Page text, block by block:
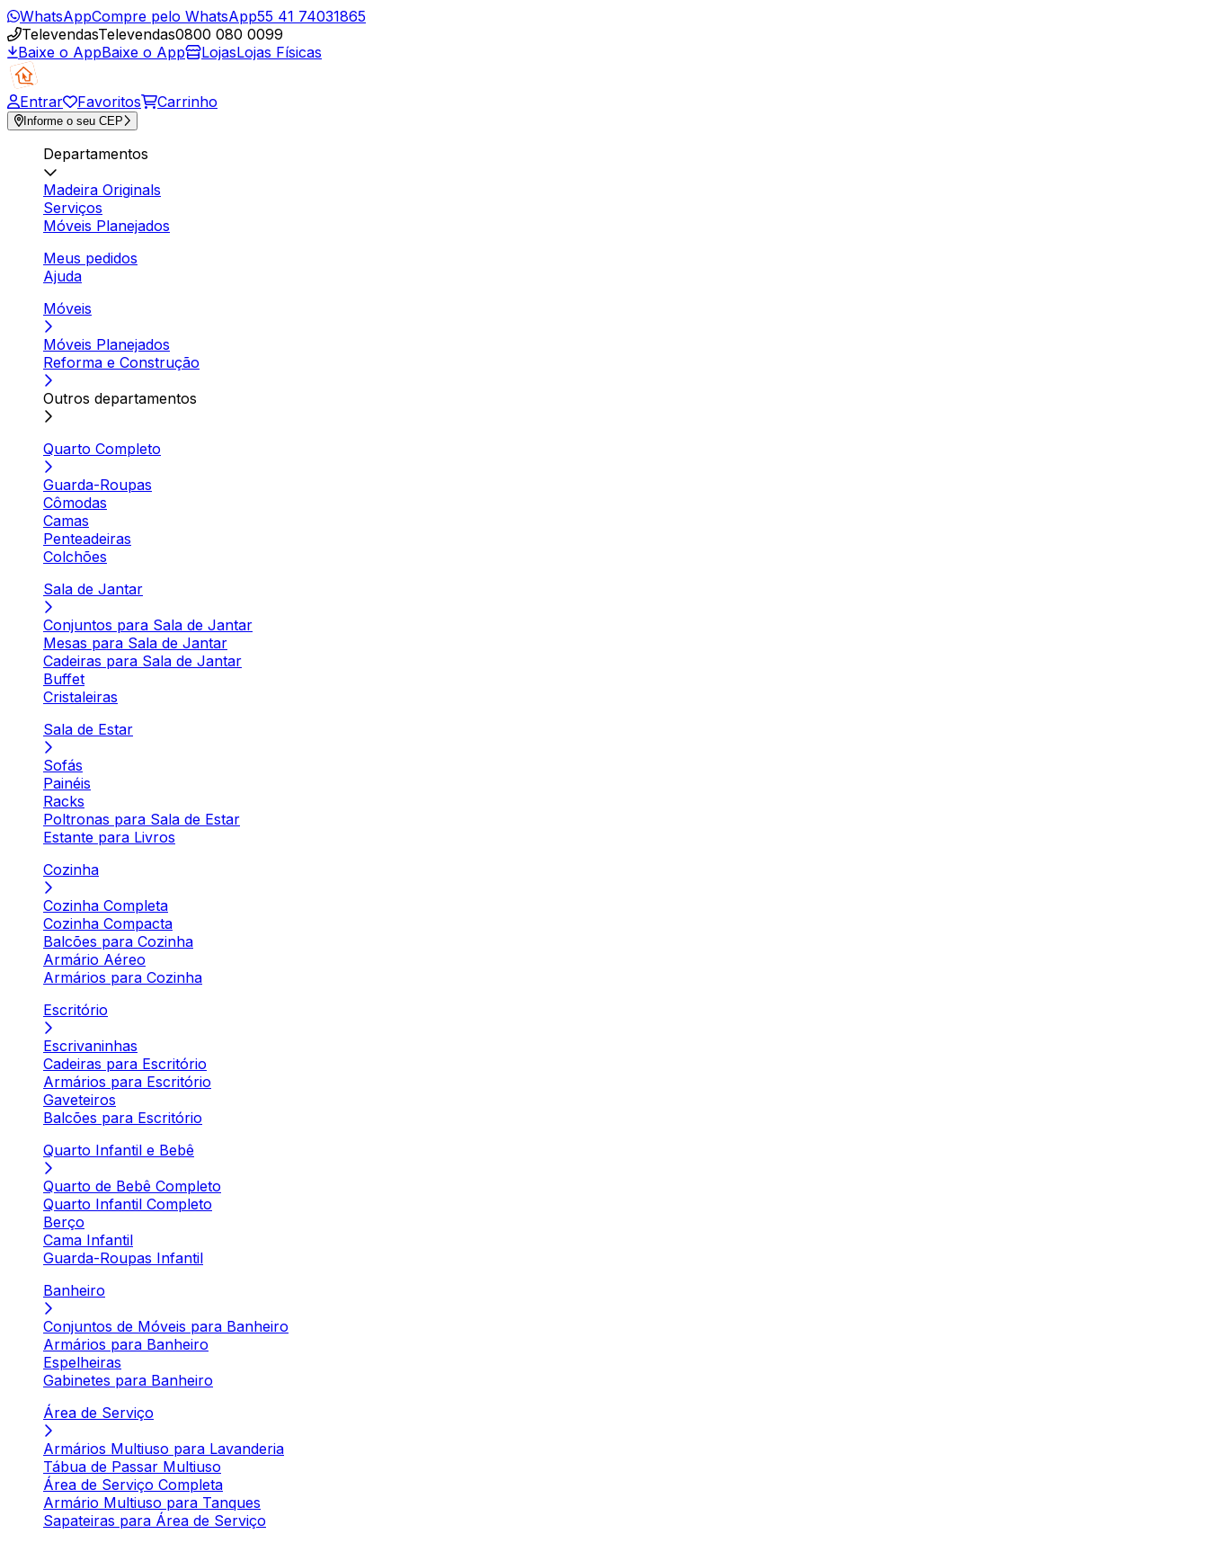
WhatsAppCompre pelo WhatsApp55 41 74031865
TelevendasTelevendas0800 080 0099
Baixe o AppBaixe o App LojasLojas Físicas
Entrar Favoritos Carrinho
Informe o seu CEP
Departamentos
Madeira Originals
Serviços
Móveis Planejados
Meus pedidos
Ajuda
Móveis
Móveis Planejados
Reforma e Construção
Outros departamentos
Quarto Completo
Guarda-Roupas
Cômodas
Camas
Penteadeiras
Colchões
Sala de Jantar
Conjuntos para Sala de Jantar
Mesas para Sala de Jantar
Cadeiras para Sala de Jantar
Buffet
Cristaleiras
Sala de Estar
Sofás
Painéis
Racks
Poltronas para Sala de Estar
Estante para Livros
Cozinha
Cozinha Completa
Cozinha Compacta
Balcões para Cozinha
Armário Aéreo
Armários para Cozinha
Escritório
Escrivaninhas
Cadeiras para Escritório
Armários para Escritório
Gaveteiros
Balcões para Escritório
Quarto Infantil e Bebê
Quarto de Bebê Completo
Quarto Infantil Completo
Berço
Cama Infantil
Guarda-Roupas Infantil
Banheiro
Conjuntos de Móveis para Banheiro
Armários para Banheiro
Espelheiras
Gabinetes para Banheiro
Área de Serviço
Armários Multiuso para Lavanderia
Tábua de Passar Multiuso
Área de Serviço Completa
Armário Multiuso para Tanques
Sapateiras para Área de Serviço